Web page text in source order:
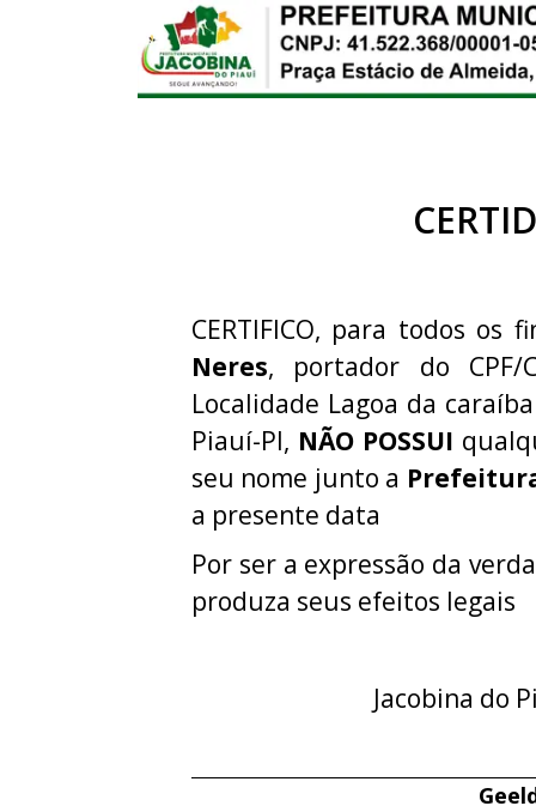
CERTIFICO, para todos
Neres, portador do CPF/
Localidade Lagoa da
Piauí-PI, NÃO POSSUI
seu nome junto a
a presente data
Por ser a expressão da
produza seus efeitos legais
Jacobina do